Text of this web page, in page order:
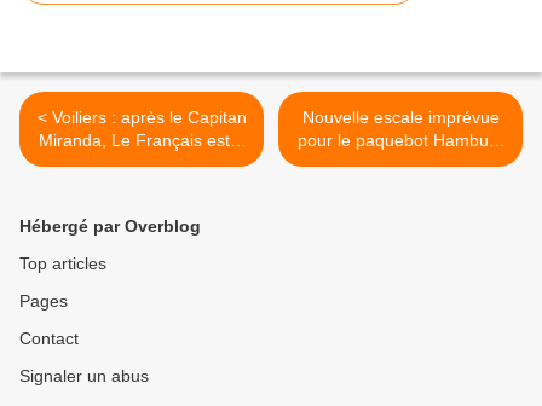
< Voiliers : après le Capitan
Miranda, Le Français est à
Cherbourg avant l’Alva
Nouvelle escale imprévue
pour le paquebot Hamburg
>
Hébergé par Overblog
Top articles
Pages
Contact
Signaler un abus